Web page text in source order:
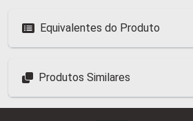
Equivalentes do Produto
Produtos Similares